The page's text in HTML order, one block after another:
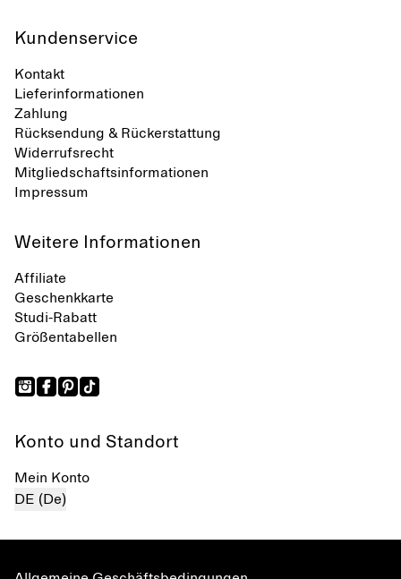
Kundenservice
Kontakt
Lieferinformationen
Zahlung
Rücksendung & Rückerstattung
Widerrufsrecht
Mitgliedschaftsinformationen
Impressum
Weitere Informationen
Affiliate
Geschenkkarte
Studi-Rabatt
Größentabellen
Konto und Standort
Mein Konto
DE (De)